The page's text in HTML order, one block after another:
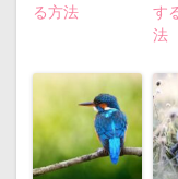
る方法
す
法